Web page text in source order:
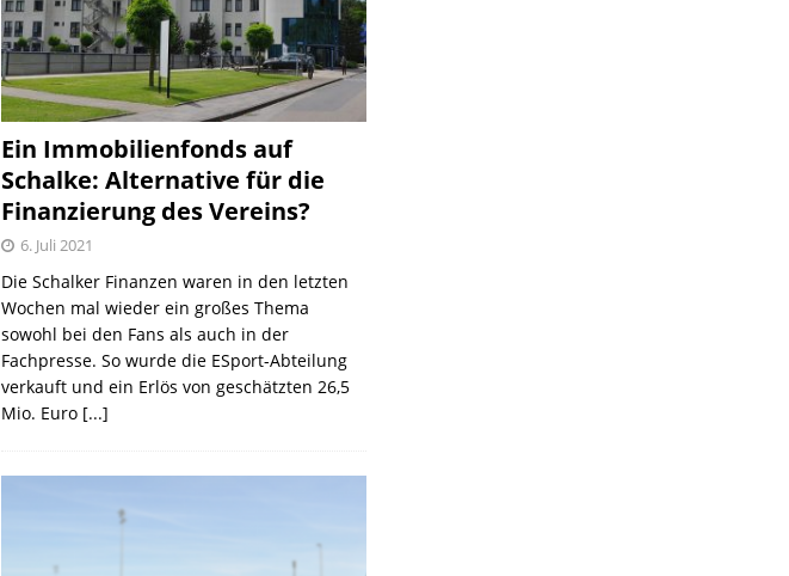
Ein Immobilienfonds auf
Schalke: Alternative für die
Finanzierung des Vereins?
6. Juli 2021
Die Schalker Finanzen waren in den letzten
Wochen mal wieder ein großes Thema
sowohl bei den Fans als auch in der
Fachpresse. So wurde die ESport-Abteilung
verkauft und ein Erlös von geschätzten 26,5
Mio. Euro [...]